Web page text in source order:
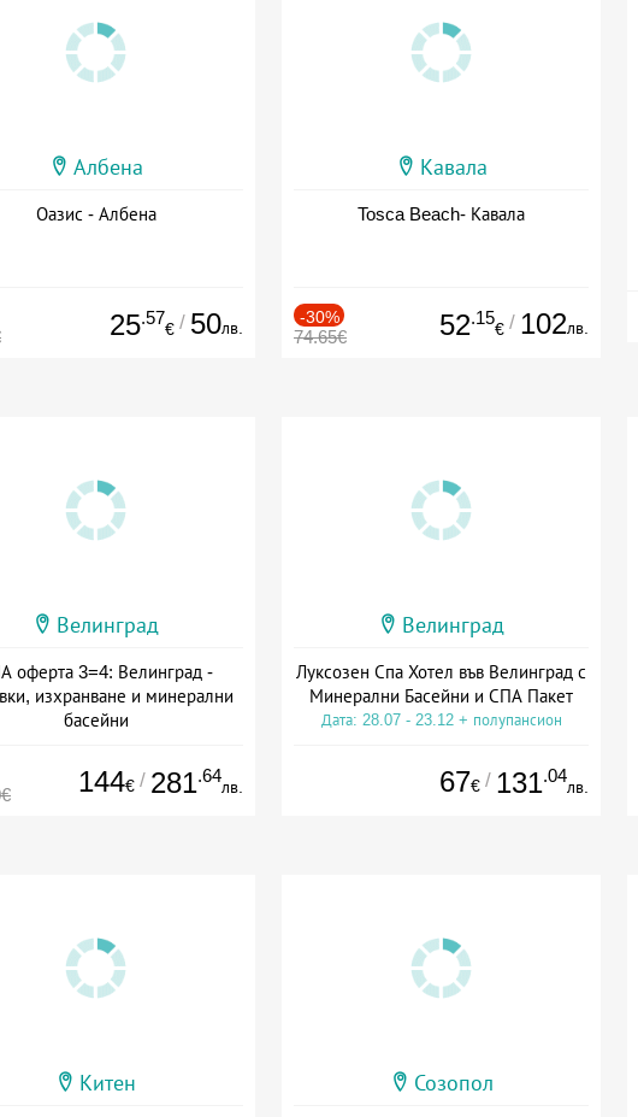
Албена
Оазис - Албена
25.57
€ / 50лв.
Кавала
Tosca Beach- Кавала
-30%
74.65€ 52.15
€ / 102лв.
Велинград
оферта 3=4: Велинград -
изхранване и минерални
басейни
144€ / 281.64
лв.
Велинград
Луксозен Спа Хотел във Велинград с
Минерални Басейни и СПА Пакет
Дата: 28.07 - 23.12 + полупансион
67€ / 131.04
лв.
Китен Созопол